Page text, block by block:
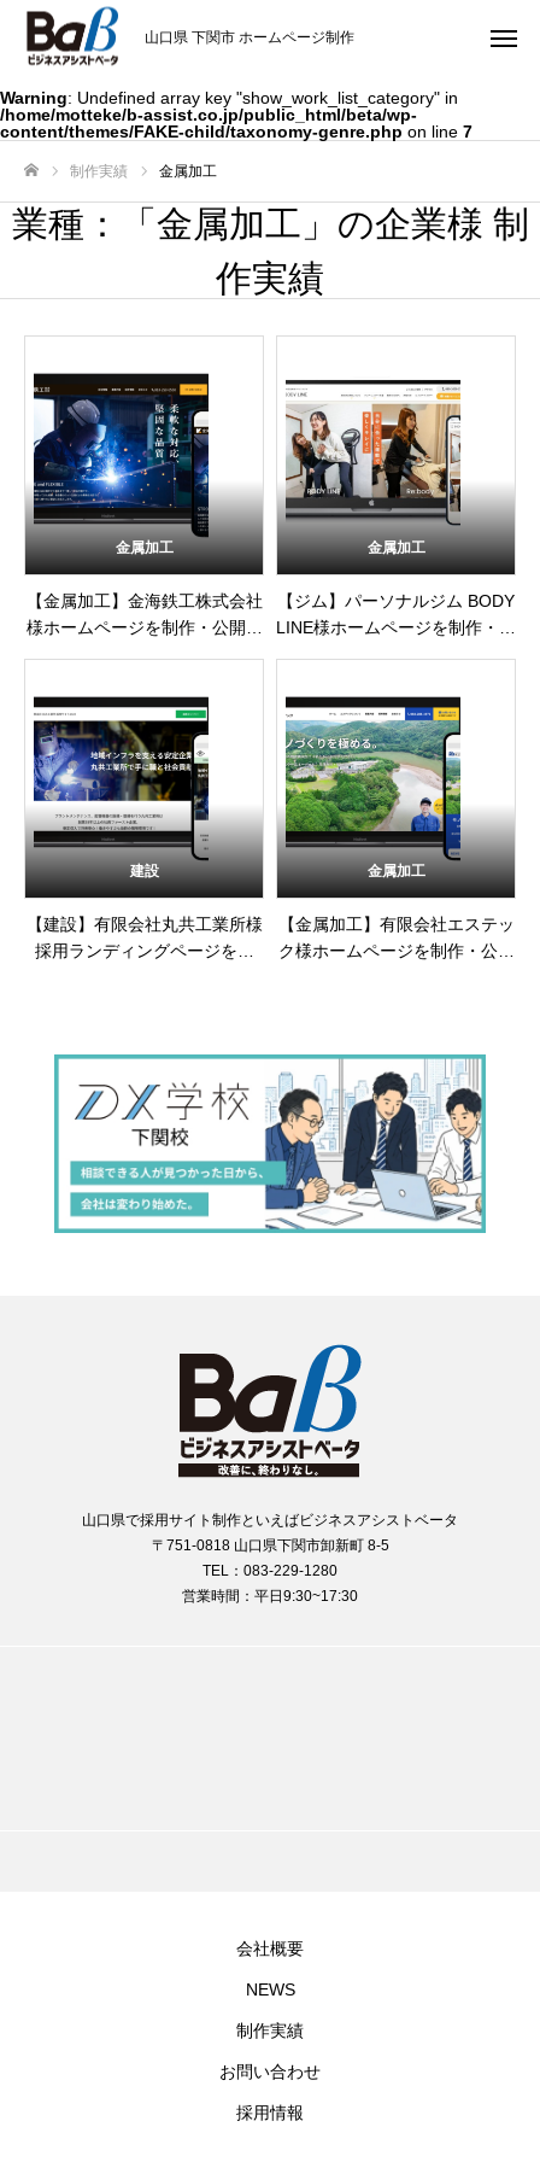
山口県 下関市 ホームページ制作
Warning: Undefined array key "show_work_list_category" in
/home/motteke/b-assist.co.jp/public_html/beta/wp-
content/themes/FAKE-child/taxonomy-genre.php on line 7
制作実績 金属加工
業種：「金属加工」の企業様 制
作実績
金属加工
【金属加工】金海鉄工株式会社
様ホームページを制作・公開し
金属加工
【ジム】パーソナルジム BODY
LINE様ホームページを制作・公
建設
【建設】有限会社丸共工業所様
採用ランディングページを制
金属加工
【金属加工】有限会社エステッ
ク様ホームページを制作・公開
山口県で採用サイト制作といえばビジネスアシストベータ
〒751-0818 山口県下関市卸新町 8-5
TEL：083-229-1280
営業時間：平日9:30~17:30
会社概要
NEWS
制作実績
お問い合わせ
採用情報